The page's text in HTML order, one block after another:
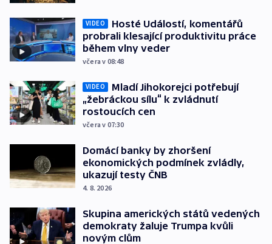
VIDEO
Hosté Událostí, komentářů
probrali klesající produktivitu práce
během vlny veder
včera v 08:48
VIDEO
Mladí Jihokorejci potřebují
„žebráckou sílu“ k zvládnutí
rostoucích cen
včera v 07:30
Domácí banky by zhoršení
ekonomických podmínek zvládly,
ukazují testy ČNB
4. 8. 2026
Skupina amerických států vedených
demokraty žaluje Trumpa kvůli
novým clům